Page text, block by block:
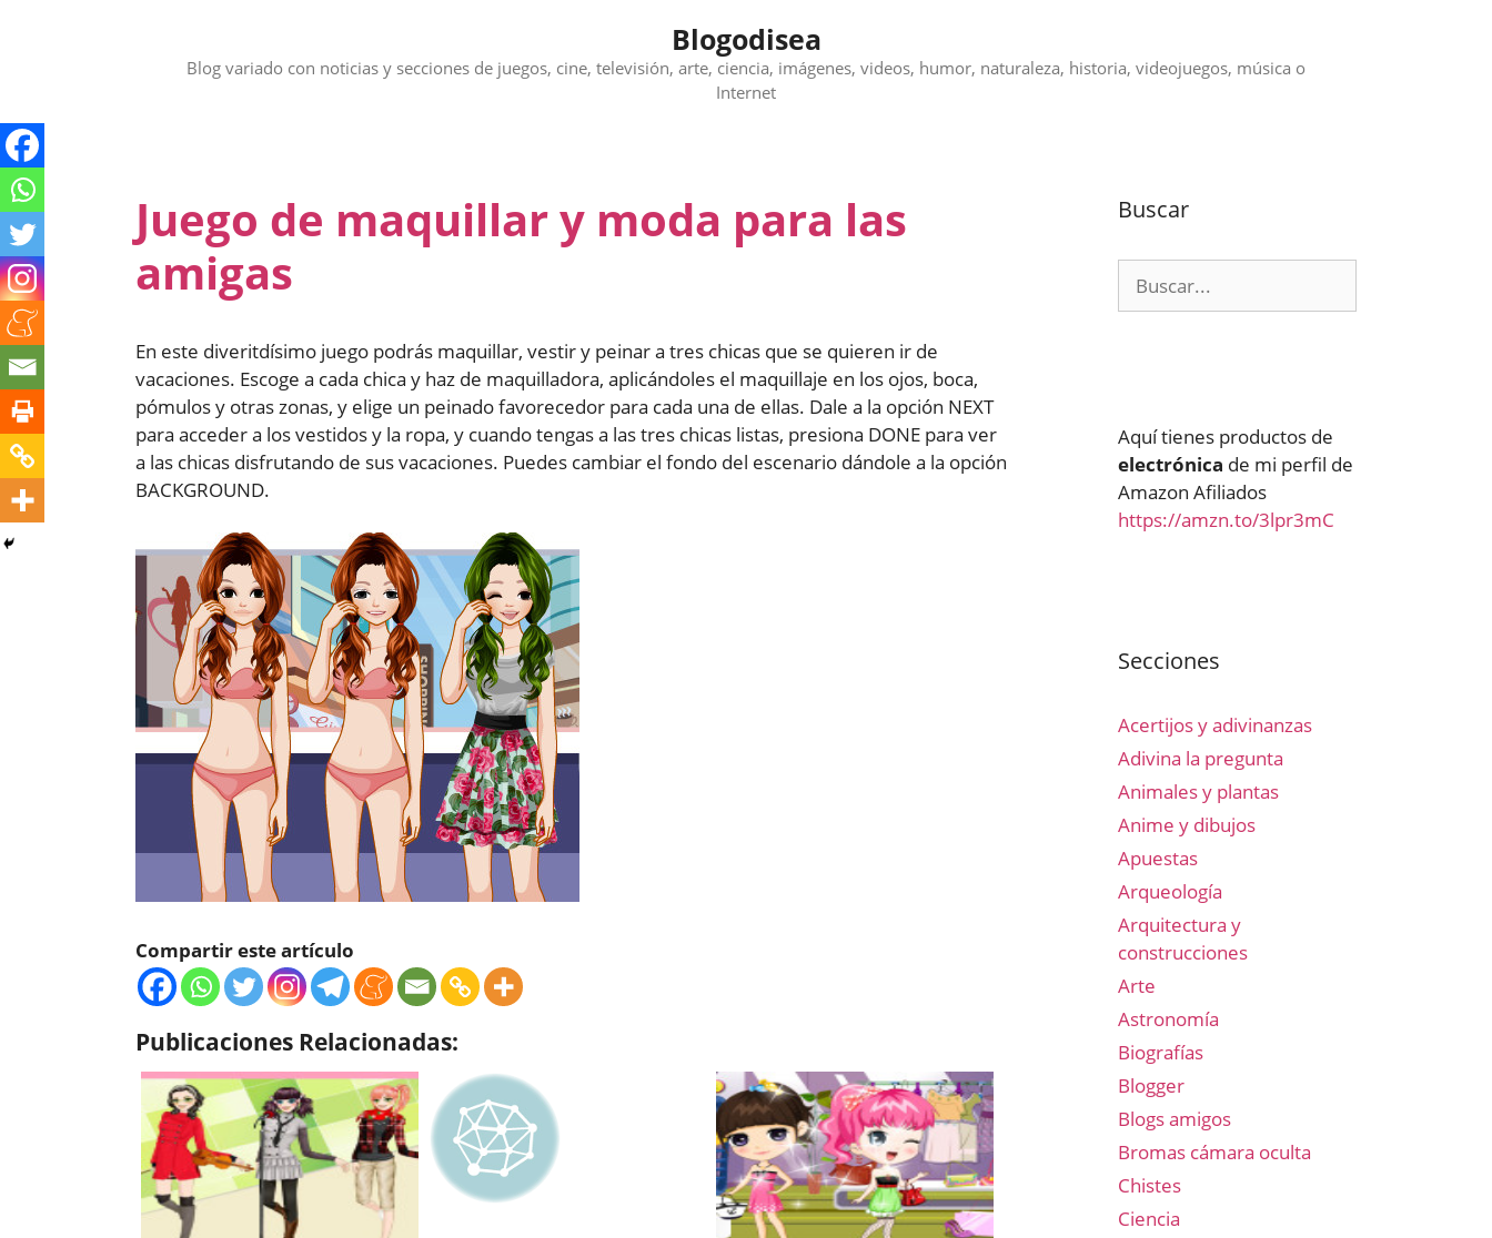
Blogodisea
Blog variado con noticias y secciones de juegos, cine, televisión, arte, ciencia, imágenes, videos, humor, naturaleza, historia, videojuegos, música o
Internet
Juego de maquillar y moda para las
amigas
En este diveritdísimo juego podrás maquillar, vestir y peinar a tres chicas que se quieren ir de
vacaciones. Escoge a cada chica y haz de maquilladora, aplicándoles el maquillaje en los ojos, boca,
pómulos y otras zonas, y elige un peinado favorecedor para cada una de ellas. Dale a la opción NEXT
para acceder a los vestidos y la ropa, y cuando tengas a las tres chicas listas, presiona DONE para ver
a las chicas disfrutando de sus vacaciones. Puedes cambiar el fondo del escenario dándole a la opción
BACKGROUND.
Compartir este artículo
Publicaciones Relacionadas:
Buscar
Aquí tienes productos de
electrónica de mi perfil de
Amazon Afiliados
https://amzn.to/3lpr3mC
Secciones
Acertijos y adivinanzas
Adivina la pregunta
Animales y plantas
Anime y dibujos
Apuestas
Arqueología
Arquitectura y
construcciones
Arte
Astronomía
Biografías
Blogger
Blogs amigos
Bromas cámara oculta
Chistes
Ciencia